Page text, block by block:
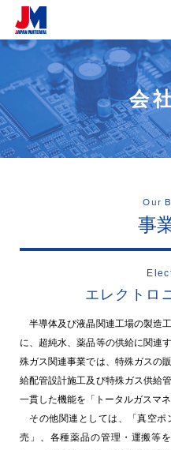
会
Our
事
エレクトロ
半導体及び液晶関連工場の製造
に、超純水、薬品等の供給に関連
殊ガス関連事業では、特殊ガスの
給配管設計施工及び特殊ガス供給
一貫した機能を「トータルガスマ
その他関連としては、「真空ポ
売」、各種薬品の管理・運搬等